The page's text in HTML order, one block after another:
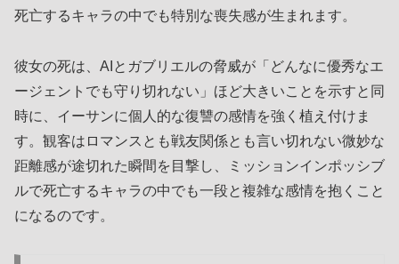
死亡するキャラの中でも特別な喪失感が生まれます。
彼女の死は、AIとガブリエルの脅威が「どんなに優秀なエ
ージェントでも守り切れない」ほど大きいことを示すと同
時に、イーサンに個人的な復讐の感情を強く植え付けま
す。観客はロマンスとも戦友関係とも言い切れない微妙な
距離感が途切れた瞬間を目撃し、ミッションインポッシブ
ルで死亡するキャラの中でも一段と複雑な感情を抱くこと
になるのです。